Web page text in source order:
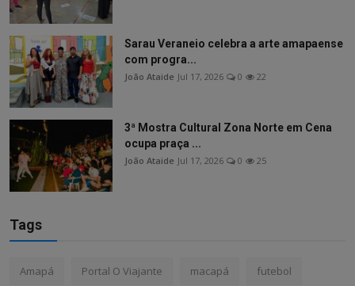
Sarau Veraneio celebra a arte amapaense
com progra...
João Ataide Jul 17, 2026 0 22
3ª Mostra Cultural Zona Norte em Cena
ocupa praça ...
João Ataide Jul 17, 2026 0 25
Tags
Amapá Portal O Viajante macapá futebol